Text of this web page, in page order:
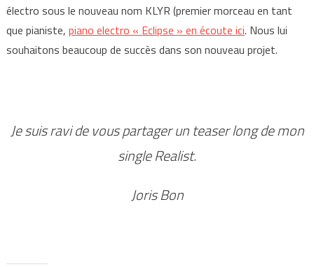
électro sous le nouveau nom KLYR (premier morceau en tant
que pianiste, piano electro « Eclipse » en écoute ici. Nous lui
souhaitons beaucoup de succès dans son nouveau projet.
Je suis ravi de vous partager un teaser long de mon
single Realist.
Joris Bon